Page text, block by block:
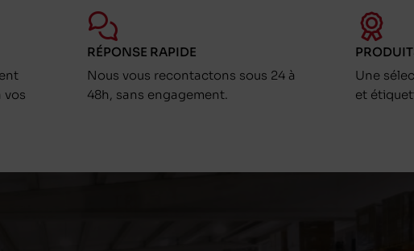
vos
RÉPONSE RAPIDE
Nous vous recontactons sous 24 à
48h, sans engagement.
Une
et